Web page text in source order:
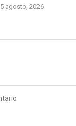
5 agosto, 2026